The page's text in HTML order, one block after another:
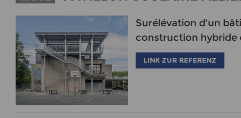
Surélévation d'un
construction hybride
LINK ZUR REFERENZ